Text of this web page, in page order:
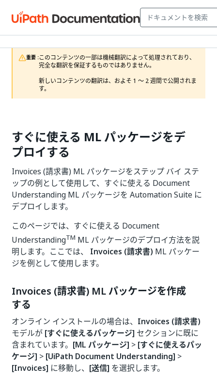
重要 :このコンテンツの一部は機械翻訳によって処理されており、
完全な翻訳を保証するものではありません。
新しいコンテンツの翻訳は、およそ 1 ～ 2 週間で公開されま
す。
すぐに使える ML パッケージをデ
プロイする
Invoices (請求書) ML パッケージをステップ バイ ステ
ップの例として使用して、すぐに使える Document
Understanding ML パッケージを Automation Suite に
デプロイします。
このページでは、すぐに使える Document
UnderstandingTM ML パッケージのデプロイ方法を説
明します。ここでは、 Invoices (請求書) ML パッケー
ジを例として使用します。
Invoices (請求書) ML パッケージを作成
する
オンライン インストールの場合は、 Invoices (請求書)
モデルが [すぐに使えるパッケージ] セクションに既に
含まれています。 [ML パッケージ] > [すぐに使えるパッ
ケージ] > [UiPath Document Understanding] >
[Invoices] に移動し、 [送信] を選択します。